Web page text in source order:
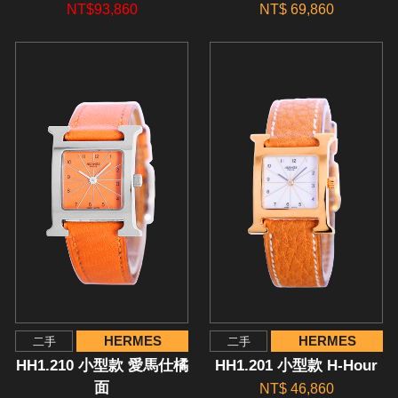
NT$93,860 NT$ 69,860
二手 HERMES
HH1.210 小型款 愛馬仕橘
面
二手 HERMES
HH1.201 小型款 H-Hour
NT$ 46,860